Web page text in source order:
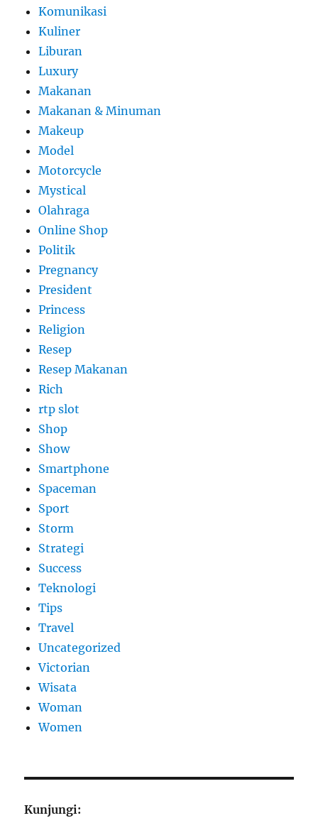
Komunikasi
Kuliner
Liburan
Luxury
Makanan
Makanan & Minuman
Makeup
Model
Motorcycle
Mystical
Olahraga
Online Shop
Politik
Pregnancy
President
Princess
Religion
Resep
Resep Makanan
Rich
rtp slot
Shop
Show
Smartphone
Spaceman
Sport
Storm
Strategi
Success
Teknologi
Tips
Travel
Uncategorized
Victorian
Wisata
Woman
Women
Kunjungi: